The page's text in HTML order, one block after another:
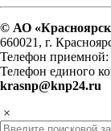
© АО
660021, г.
Телефон приемной:
Телефон единого
krasnp@knp24.ru
×